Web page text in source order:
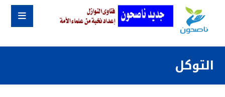
التوكل